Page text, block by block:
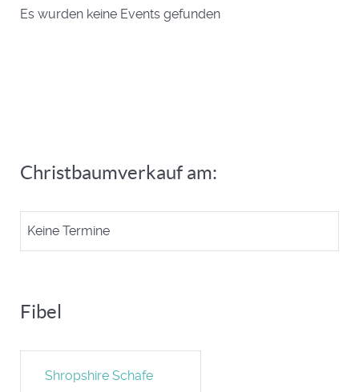
Es wurden keine Events gefunden
Christbaumverkauf am:
Keine Termine
Fibel
Shropshire Schafe